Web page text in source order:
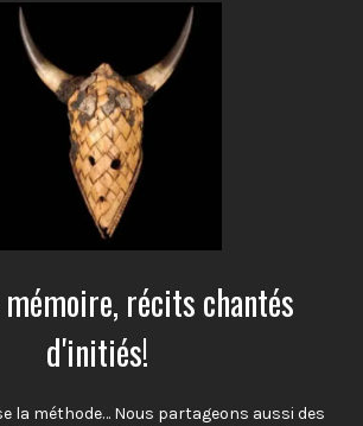
récits chantés
d'initiés!
la méthode… Nous partageons aussi des